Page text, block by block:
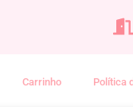
Carrinho Política